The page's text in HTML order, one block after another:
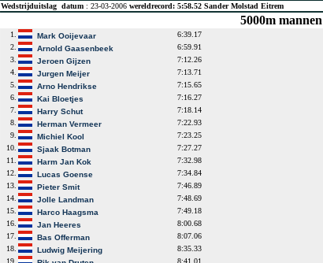
Wedstrijduitslag datum : 23-03-2006 wereldrecord: 5:58.52 Sander Molstad Eitrem
5000m mannen
1. Mark Ooijevaar
6:39.17
2.
Arnold Gaasenbeek
6:59.91
3.
Jeroen Gijzen
7:12.26
4.
Jurgen Meijer
7:13.71
5.
Arno Hendrikse
7:15.65
6.
Kai Bloetjes
7:16.27
7.
Harry Schut
7:18.14
8.
Herman Vermeer
7:22.93
9.
Michiel Kool
7:23.25
10.
Sjaak Botman
7:27.27
11.
Harm Jan Kok
7:32.98
12.
Lucas Goense
7:34.84
13.
Pieter Smit
7:46.89
14.
Jolle Landman
7:48.69
15.
Harco Haagsma
7:49.18
16.
Jan Heeres
8:00.68
17.
Bas Offerman
8:07.06
18.
Ludwig Meijering
8:35.33